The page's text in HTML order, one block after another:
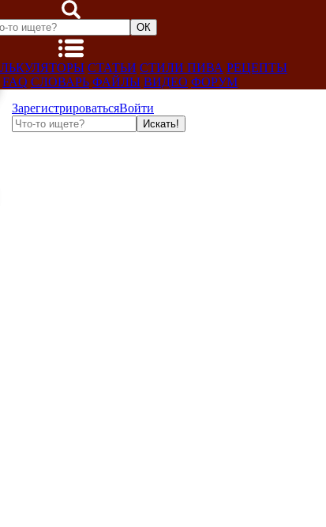
ЗарегистрироватьсяВойти
СТАТЬИ СТИЛИ ПИВА РЕЦЕПТЫ
FAQ СЛОВАРЬ ФАЙЛЫ ВИДЕО ФОРУМ